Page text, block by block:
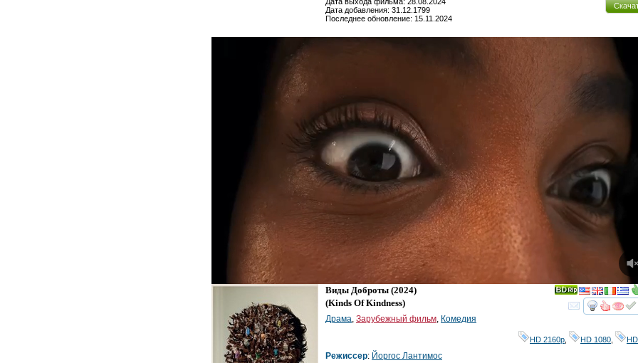
Дата добавления: 31.12.1799
Последнее обновление: 15.11.2024
Виды Доброты (2024)
(Kinds Of Kindness)
Драма, Зарубежный фильм, Комедия
HD 2160р HD 1080
Режиссер: Йоргос Лантимос